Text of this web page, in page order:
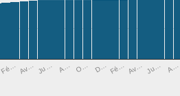
Fé… Av… Ju… A… O… D… Fé… Av… Ju… A…